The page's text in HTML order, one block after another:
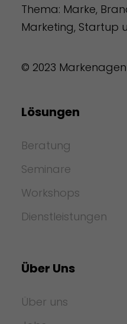
Thema: Marke,
Marketing, Startup
© 2023
Lösungen
Beratung
Seminare
Workshops
Dienstleistungen
Über Uns
Über uns